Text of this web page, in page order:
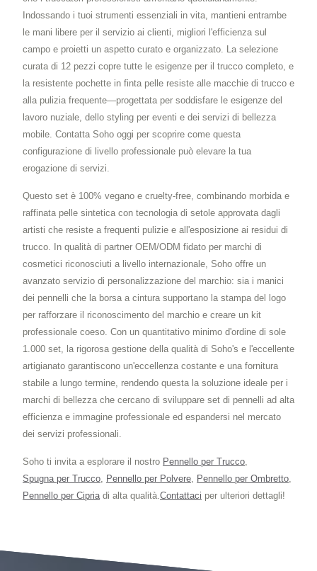
Indossando i tuoi strumenti essenziali in vita, mantieni entrambe
le mani libere per il servizio ai clienti, migliori l'efficienza sul
campo e proietti un aspetto curato e organizzato. La selezione
curata di 12 pezzi copre tutte le esigenze per il trucco completo, e
la resistente pochette in finta pelle resiste alle macchie di trucco e
alla pulizia frequente—progettata per soddisfare le esigenze del
lavoro nuziale, dello styling per eventi e dei servizi di bellezza
mobile. Contatta Soho oggi per scoprire come questa
configurazione di livello professionale può elevare la tua
erogazione di servizi.
Questo set è 100% vegano e cruelty-free, combinando morbida e
raffinata pelle sintetica con tecnologia di setole approvata dagli
artisti che resiste a frequenti pulizie e all'esposizione ai residui di
trucco. In qualità di partner OEM/ODM fidato per marchi di
cosmetici riconosciuti a livello internazionale, Soho offre un
avanzato servizio di personalizzazione del marchio: sia i manici
dei pennelli che la borsa a cintura supportano la stampa del logo
per rafforzare il riconoscimento del marchio e creare un kit
professionale coeso. Con un quantitativo minimo d'ordine di sole
1.000 set, la rigorosa gestione della qualità di Soho's e l'eccellente
artigianato garantiscono un'eccellenza costante e una fornitura
stabile a lungo termine, rendendo questa la soluzione ideale per i
marchi di bellezza che cercano di sviluppare set di pennelli ad alta
efficienza e immagine professionale ed espandersi nel mercato
dei servizi professionali.
Soho ti invita a esplorare il nostro Pennello per Trucco,
Spugna per Trucco, Pennello per Polvere, Pennello per Ombretto,
Pennello per Cipriadi alta qualità.Contattaci per ulteriori dettagli!